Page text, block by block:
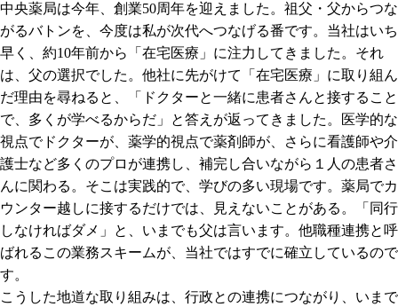
中央薬局は今年、創業50周年を迎えました。祖父・父からつな
がるバトンを、今度は私が次代へつなげる番です。当社はいち
早く、約10年前から「在宅医療」に注力してきました。それ
は、父の選択でした。他社に先がけて「在宅医療」に取り組ん
だ理由を尋ねると、「ドクターと一緒に患者さんと接すること
で、多くが学べるからだ」と答えが返ってきました。医学的な
視点でドクターが、薬学的視点で薬剤師が、さらに看護師や介
護士など多くのプロが連携し、補完し合いながら１人の患者さ
んに関わる。そこは実践的で、学びの多い現場です。薬局でカ
ウンター越しに接するだけでは、見えないことがある。「同行
しなければダメ」と、いまでも父は言います。他職種連携と呼
ばれるこの業務スキームが、当社ではすでに確立しているので
す。
こうした地道な取り組みは、行政との連携につながり、いまで